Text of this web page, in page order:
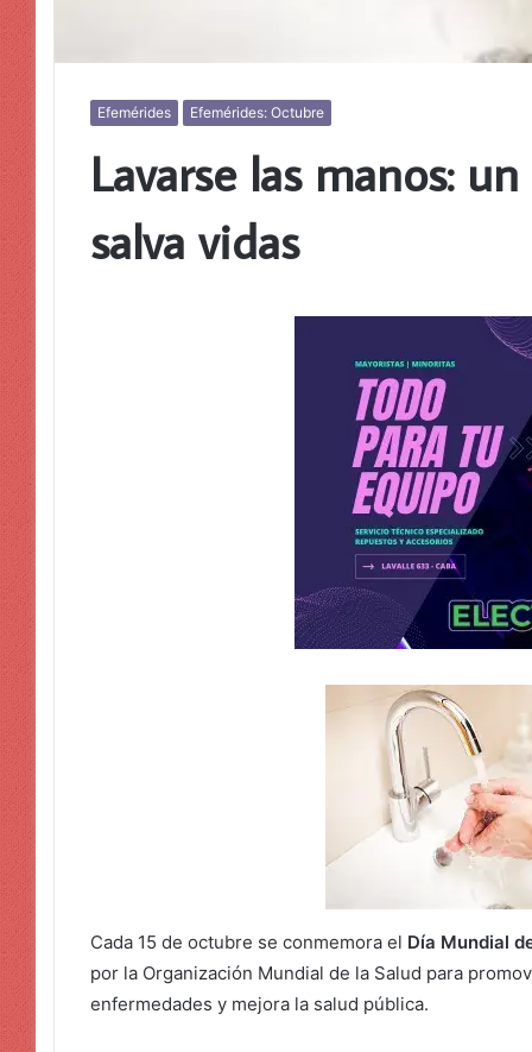
Efemérides Efemérides: Octubre
Lavarse las manos:
salva vidas
Cada 15 de octubre se conmemora el Día Mundial
por la Organización Mundial de la Salud para
enfermedades y mejora la salud pública.